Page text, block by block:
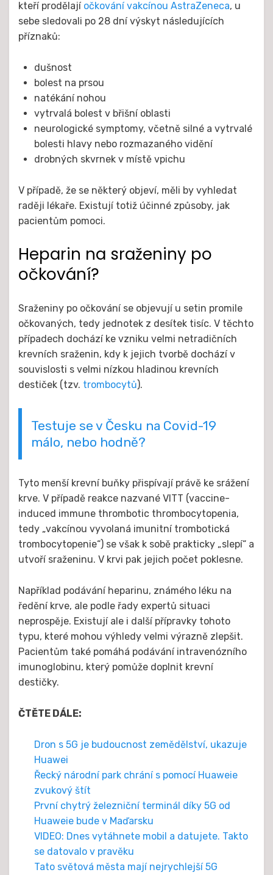
kteří prodělají očkování vakcínou AstraZeneca, u
sebe sledovali po 28 dní výskyt následujících
příznaků:
dušnost
bolest na prsou
natékání nohou
vytrvalá bolest v břišní oblasti
neurologické symptomy, včetně silné a vytrvalé
bolesti hlavy nebo rozmazaného vidění
drobných skvrnek v místě vpichu
V případě, že se některý objeví, měli by vyhledat
raději lékaře. Existují totiž účinné způsoby, jak
pacientům pomoci.
Heparin na sraženiny po
očkování?
Sraženiny po očkování se objevují u setin promile
očkovaných, tedy jednotek z desítek tisíc. V těchto
případech dochází ke vzniku velmi netradičních
krevních sraženin, kdy k jejich tvorbě dochází v
souvislosti s velmi nízkou hladinou krevních
destiček (tzv. trombocytů).
Testuje se v Česku na Covid-19
málo, nebo hodně?
Tyto menší krevní buňky přispívají právě ke srážení
krve. V případě reakce nazvané VITT (vaccine-
induced immune thrombotic thrombocytopenia,
tedy „vakcínou vyvolaná imunitní trombotická
trombocytopenie“) se však k sobě prakticky „slepí“ a
utvoří sraženinu. V krvi pak jejich počet poklesne.
Například podávání heparinu, známého léku na
ředění krve, ale podle řady expertů situaci
neprospěje. Existují ale i další přípravky tohoto
typu, které mohou výhledy velmi výrazně zlepšit.
Pacientům také pomáhá podávání intravenózního
imunoglobinu, který pomůže doplnit krevní
destičky.
ČTĚTE DÁLE:
Dron s 5G je budoucnost zemědělství, ukazuje
Huawei
Řecký národní park chrání s pomocí Huaweie
zvukový štít
První chytrý železniční terminál díky 5G od
Huaweie bude v Maďarsku
VIDEO: Dnes vytáhnete mobil a datujete. Takto
se datovalo v pravěku
Tato světová města mají nejrychlejší 5G